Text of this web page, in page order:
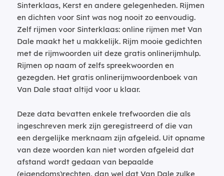
Sinterklaas, Kerst en andere gelegenheden. Rijmen
en dichten voor Sint was nog nooit zo eenvoudig.
Zelf rijmen voor Sinterklaas: online rijmen met Van
Dale maakt het u makkelijk. Rijm mooie gedichten
met de rijmwoorden uit deze gratis onlinerijmhulp.
Rijmen op naam of zelfs spreekwoorden en
gezegden. Het gratis onlinerijmwoordenboek van
Van Dale staat altijd voor u klaar.
Deze data bevatten enkele trefwoorden die als
ingeschreven merk zijn geregistreerd of die van
een dergelijke merknaam zijn afgeleid. Uit opname
van deze woorden kan niet worden afgeleid dat
afstand wordt gedaan van bepaalde
(eigendoms)rechten, dan wel dat Van Dale zulke